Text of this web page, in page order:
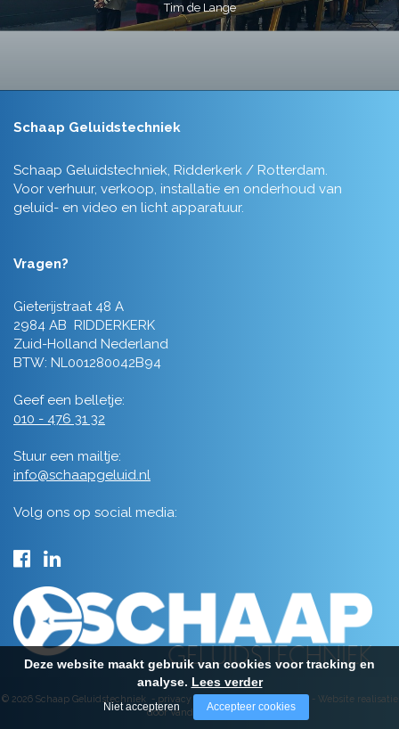
Tim de Lange
Schaap Geluidstechniek
Schaap Geluidstechniek, Ridderkerk / Rotterdam.
Voor verhuur, verkoop, installatie en onderhoud van
geluid- en video en licht apparatuur.
Vragen?
Gieterijstraat 48 A
2984 AB RIDDERKERK
Zuid-Holland Nederland
BTW: NL001280042B94
Geef een belletje:
010 - 476 31 32
Stuur een mailtje:
info@schaapgeluid.nl
Volg ons op social media:
© 2026 Schaap Geluidstechniek - privacy - algemene voorwaarden- Website realisatie
door Vanderperk Groep
Deze website maakt gebruik van cookies voor tracking en
analyse. Lees verder
Niet accepteren Accepteer cookies